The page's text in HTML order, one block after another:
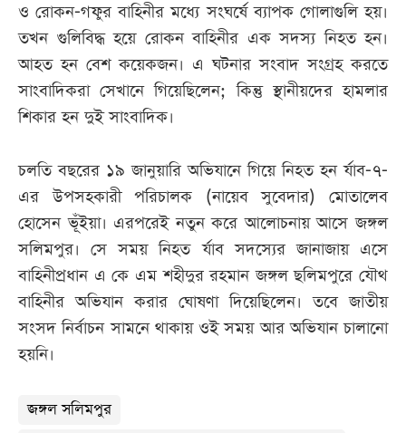
ও রোকন-গফুর বাহিনীর মধ্যে সংঘর্ষে ব্যাপক গোলাগুলি হয়।
তখন গুলিবিদ্ধ হয়ে রোকন বাহিনীর এক সদস্য নিহত হন।
আহত হন বেশ কয়েকজন। এ ঘটনার সংবাদ সংগ্রহ করতে
সাংবাদিকরা সেখানে গিয়েছিলেন; কিন্তু স্থানীয়দের হামলার
শিকার হন দুই সাংবাদিক।
চলতি বছরের ১৯ জানুয়ারি অভিযানে গিয়ে নিহত হন র্যাব-৭-
এর উপসহকারী পরিচালক (নায়েব সুবেদার) মোতালেব
হোসেন ভূঁইয়া। এরপরেই নতুন করে আলোচনায় আসে জঙ্গল
সলিমপুর। সে সময় নিহত র্যাব সদস্যের জানাজায় এসে
বাহিনীপ্রধান এ কে এম শহীদুর রহমান জঙ্গল ছলিমপুরে যৌথ
বাহিনীর অভিযান করার ঘোষণা দিয়েছিলেন। তবে জাতীয়
সংসদ নির্বাচন সামনে থাকায় ওই সময় আর অভিযান চালানো
হয়নি।
জঙ্গল সলিমপুর